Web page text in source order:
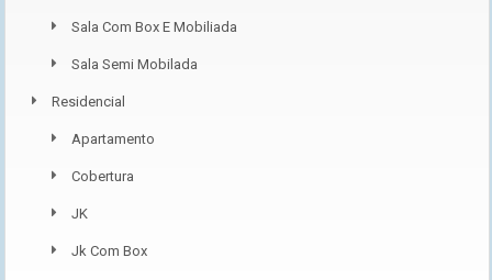
Sala Com Box E Mobiliada
Sala Semi Mobilada
Residencial
Apartamento
Cobertura
JK
Jk Com Box